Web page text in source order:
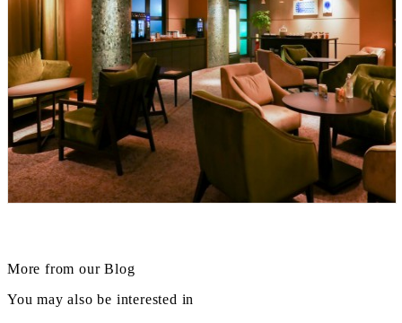
More from our Blog
You may also be interested in